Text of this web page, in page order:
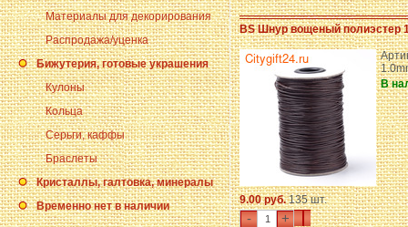
Материалы для декорирования
Распродажа/уценка
Бижутерия, готовые украшения
Кулоны
Кольца
Серьги, каффы
Браслеты
Кристаллы, галтовка, минералы
Временно нет в наличии
BS Шнур вощеный полиэстер
В
9.00 руб.135 шт.
- +